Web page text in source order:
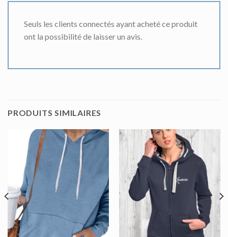
Seuls les clients connectés ayant acheté ce produit
ont la possibilité de laisser un avis.
PRODUITS SIMILAIRES